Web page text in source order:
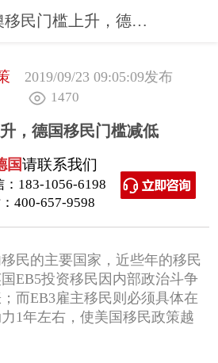
美加澳移民门槛上升，德国移民门槛减低
2019/09/23 09:05:09发布
1470
，德国移民门槛减低
国请联系我们
183-1056-6198
400-657-9598
的主要国家，近些年的移民
EB5投资移民因内部政治斗争
而EB3雇主移民则必须具体在
1年左右，使美国移民政策越